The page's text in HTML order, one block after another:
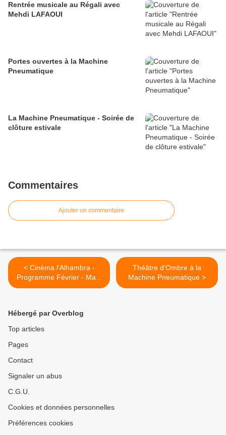
Rentrée musicale au Régali avec
Mehdi LAFAOUI
Portes ouvertes à la Machine
Pneumatique
La Machine Pneumatique - Soirée de
clôture estivale
Commentaires
Ajouter un commentaire
< Cinéma l'Alhambra -
Programme Février - Mars
2015
Théâtre d'Ombre à la
Machine Pneumatique >
Hébergé par Overblog
Top articles
Pages
Contact
Signaler un abus
C.G.U.
Cookies et données personnelles
Préférences cookies